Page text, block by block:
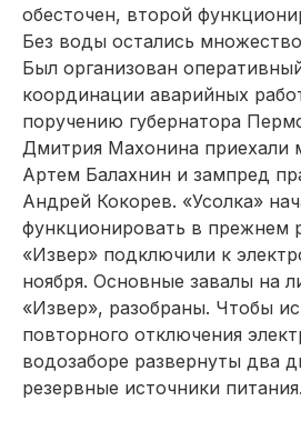
обесточен, второй
Без воды остались
Был организован
координации аварийных
поручению губернатора
Дмитрия Махонина приехали
Артем Балахнин и зампред
Андрей Кокорев. «Усолка»
функционировать в прежнем
«Извер» подключили к
ноября. Основные завалы на
«Извер», разобраны. Чтобы
повторного отключения
водозаборе развернуты два
резервные источники питания.